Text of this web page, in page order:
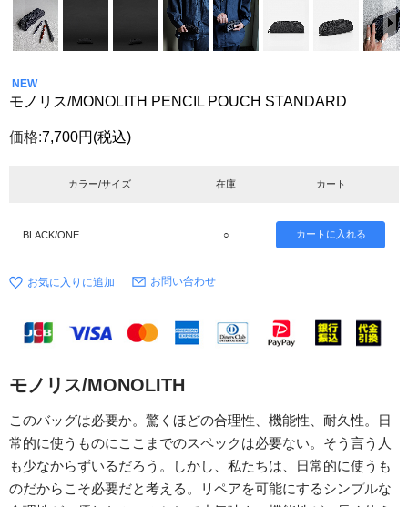
NEW
モノリス/MONOLITH PENCIL POUCH STANDARD
価格:7,700円 (税込)
カラー/サイズ 在庫 カート
BLACK/ONE ○
お問い合わせ
モノリス/MONOLITH
このバッグは必要か。驚くほどの合理性、機能性、耐久性。日
常的に使うものにここまでのスペックは必要ない。そう言う人
も少なからずいるだろう。しかし、私たちは、日常的に使うも
のだからこそ必要だと考える。リペアを可能にするシンプルな